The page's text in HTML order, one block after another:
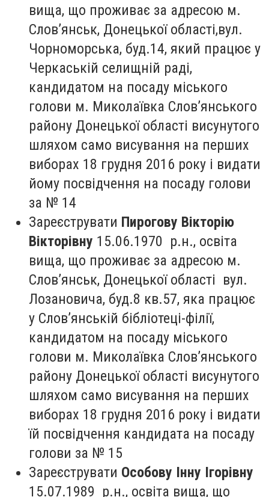
вища, що проживає за адресою м.
Слов’янськ, Донецької області,вул.
Чорноморська, буд.14, який працює у
Черкаській селищній раді,
кандидатом на посаду міського
голови м. Миколаївка Слов’янського
району Донецької області висунутого
шляхом само висування на перших
виборах 18 грудня 2016 року і видати
йому посвідчення на посаду голови
за № 14
Зареєструвати Пирогову Вікторію
Вікторівну 15.06.1970 р.н., освіта
вища, що проживає за адресою м.
Слов’янськ, Донецької області вул.
Лозановича, буд.8 кв.57, яка працює
у Слов’янській бібліотеці-філії,
кандидатом на посаду міського
голови м. Миколаївка Слов’янського
району Донецької області висунутого
шляхом само висування на перших
виборах 18 грудня 2016 року і видати
їй посвідчення кандидата на посаду
голови за № 15
Зареєструвати Особову Інну Ігорівну
15.07.1989 р.н., освіта вища, що